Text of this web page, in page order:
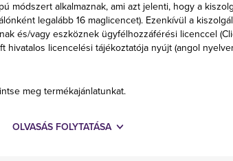
módszert alkalmaznak, ami azt jelenti, hogy a
legalább 16 maglicencet). Ezenkívül a
és/vagy eszköznek ügyfélhozzáférési licenccel
hivatalos licencelési tájékoztatója nyújt (angol
meg termékajánlatunkat.
OLVASÁS FOLYTATÁSA